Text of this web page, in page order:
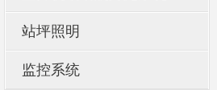
站坪照明
监控系统